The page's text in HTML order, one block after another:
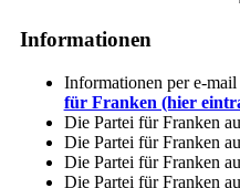
Informationen
Informationen per e-mail
für Franken (hier
Die Partei für Franken
Die Partei für Franken
Die Partei für Franken
Die Partei für Franken